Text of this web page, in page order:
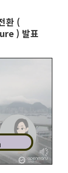
환 (
) 발표